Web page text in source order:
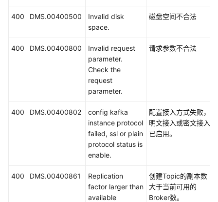
400 DMS.00400500
Invalid disk
space.
磁盘空间不合法
400 DMS.00400800
Invalid request
parameter.
Check the
request
parameter.
请求参数不合法
400 DMS.00400802
config kafka
instance protocol
failed, ssl or plain
protocol status is
enable.
配置接入方式失败，
明文接入或密文接入
已启用。
400 DMS.00400861
Replication
factor larger than
available
创建Topic的副本数
大于当前可用的
Broker数。